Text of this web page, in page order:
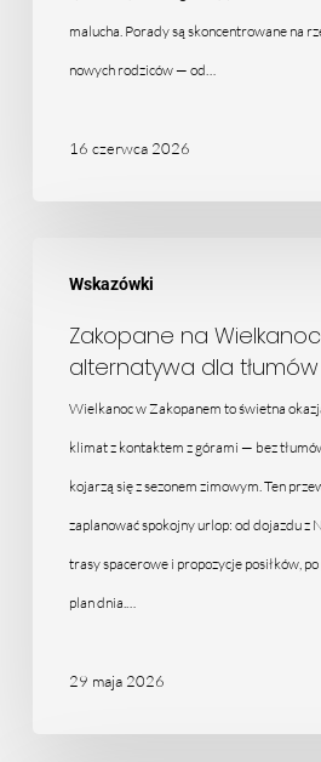
malucha. Porady są skoncentrowane na
nowych rodziców — od…
16 czerwca 2026
Wskazówki
Wielkanoc
spokojna
alternatywa
tłumów
Zakopane na
alternatywa dla tłumów
Wielkanoc w Zakopanem to świetna
klimat z kontaktem z górami — bez
kojarzą się z sezonem zimowym. Ten
zaplanować spokojny urlop: od dojazdu z
trasy spacerowe i propozycje posiłków,
plan dnia.…
29 maja 2026